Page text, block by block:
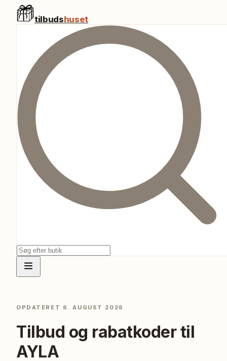
tilbudshuset
OPDATERET 6. AUGUST 2026
Tilbud og rabatkoder til
AYLA